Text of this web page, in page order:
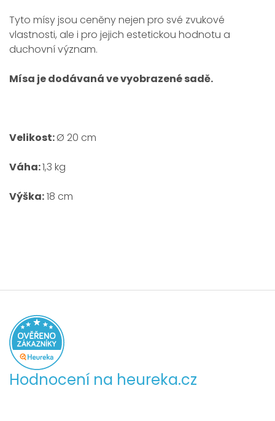
Tyto mísy jsou ceněny nejen pro své zvukové
vlastnosti, ale i pro jejich estetickou hodnotu a
duchovní význam.
Mísa je dodávaná ve vyobrazené sadě.
Velikost:Ø 20 cm
Váha:1,3 kg
Výška:18 cm
Hodnocení na heureka.cz